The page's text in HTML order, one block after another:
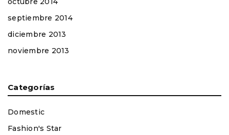
septiembre 2014
diciembre 2013
noviembre 2013
Categorías
Domestic
Fashion's Star